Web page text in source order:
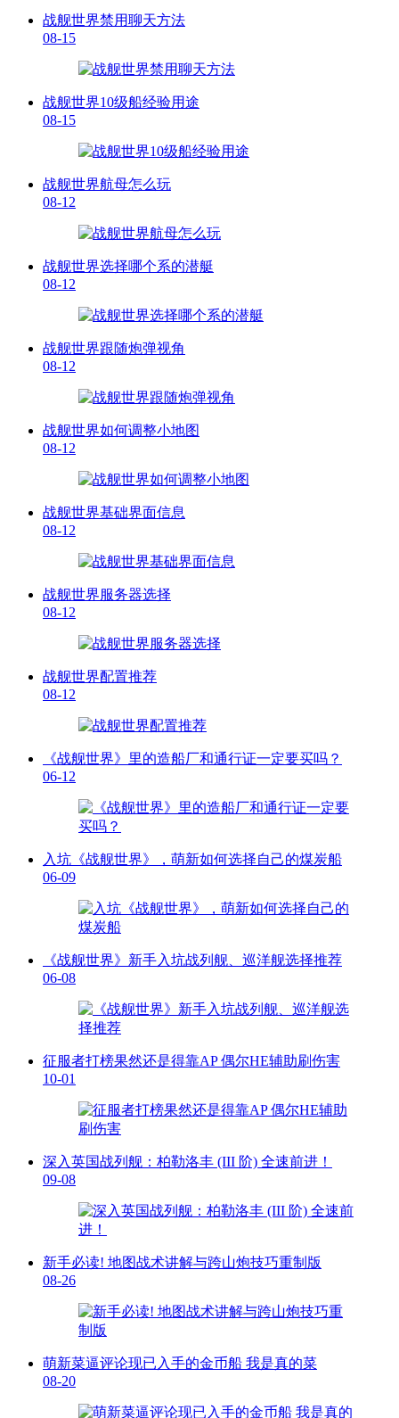
战舰世界禁用聊天方法
08-15
战舰世界10级船经验用途
08-15
战舰世界航母怎么玩
08-12
战舰世界选择哪个系的潜艇
08-12
战舰世界跟随炮弹视角
08-12
战舰世界如何调整小地图
08-12
战舰世界基础界面信息
08-12
战舰世界服务器选择
08-12
战舰世界配置推荐
08-12
《战舰世界》里的造船厂和通行证一定要买吗？
06-12
入坑《战舰世界》，萌新如何选择自己的煤炭船
06-09
《战舰世界》新手入坑战列舰、巡洋舰选择推荐
06-08
征服者打榜果然还是得靠AP 偶尔HE辅助刷伤害
10-01
深入英国战列舰：柏勒洛丰 (III 阶) 全速前进！
09-08
新手必读! 地图战术讲解与跨山炮技巧重制版
08-26
萌新菜逼评论现已入手的金币船 我是真的菜
08-20